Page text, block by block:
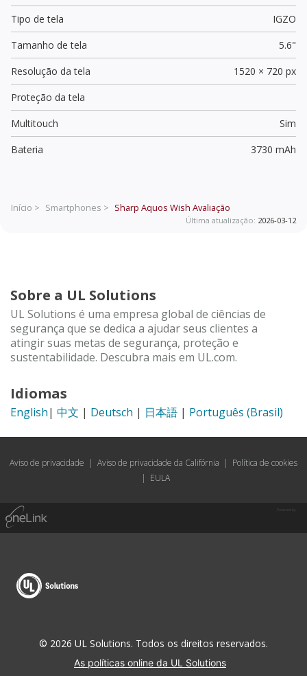
Tipo de tela
IGZO
Tamanho de tela
5.6"
Resolução da tela
1520 × 720 px
Proteção da tela
Multitouch
Sim
Bateria
3730 mAh
Início > Smartphones > Sharp Aquos Wish Avaliação
Última atualização: 2026-03-12
Sobre a UL Solutions
UL Solutions é uma empresa global de ciências de
segurança que se dedica a ajudar seus clientes a
atingir suas metas de segurança, proteção e
sustentabilidade. Descubra mais em UL.com.
Idiomas
English| 中文 | Deutsch | 日本語 | Português (Brasil)
Aviso de privacidade | Aviso de privacidade da Califórnia | Política de cookies
| EULA
© 2026 UL Solutions. Todos os direitos reservados.
As políticas online da UL Solutions